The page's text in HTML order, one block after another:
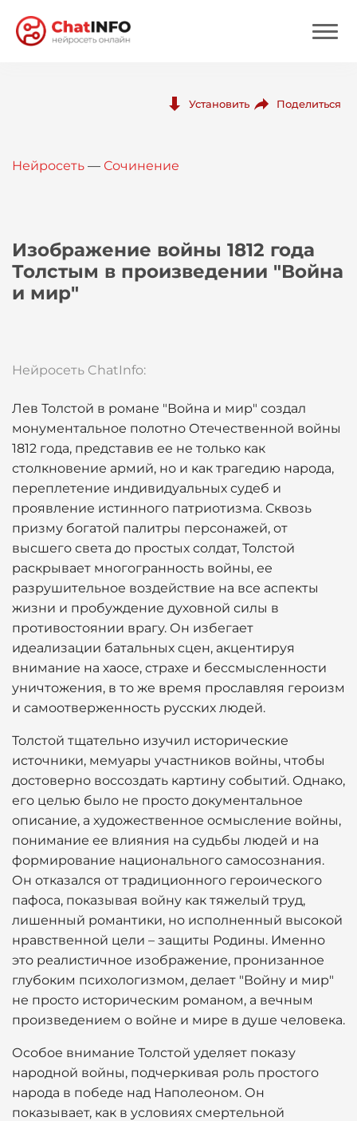
Вход
Установить Поделиться
Нейросеть — Сочинение
Изображение войны 1812 года
Толстым в произведении "Война
и мир"
Нейросеть ChatInfo:
Лев Толстой в романе "Война и мир" создал
монументальное полотно Отечественной войны
1812 года, представив ее не только как
столкновение армий, но и как трагедию народа,
переплетение индивидуальных судеб и
проявление истинного патриотизма. Сквозь
призму богатой палитры персонажей, от
высшего света до простых солдат, Толстой
раскрывает многогранность войны, ее
разрушительное воздействие на все аспекты
жизни и пробуждение духовной силы в
противостоянии врагу. Он избегает
идеализации батальных сцен, акцентируя
внимание на хаосе, страхе и бессмысленности
уничтожения, в то же время прославляя героизм
и самоотверженность русских людей.
Толстой тщательно изучил исторические
источники, мемуары участников войны, чтобы
достоверно воссоздать картину событий. Однако,
его целью было не просто документальное
описание, а художественное осмысление войны,
понимание ее влияния на судьбы людей и на
формирование национального самосознания.
Он отказался от традиционного героического
пафоса, показывая войну как тяжелый труд,
лишенный романтики, но исполненный высокой
нравственной цели – защиты Родины. Именно
это реалистичное изображение, пронизанное
глубоким психологизмом, делает "Войну и мир"
не просто историческим романом, а вечным
произведением о войне и мире в душе человека.
Особое внимание Толстой уделяет показу
народной войны, подчеркивая роль простого
народа в победе над Наполеоном. Он
показывает, как в условиях смертельной